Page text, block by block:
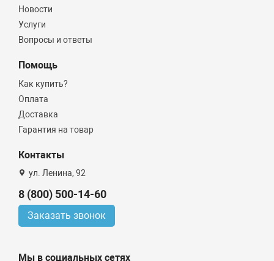
Новости
Услуги
Вопросы и ответы
Помощь
Как купить?
Оплата
Доставка
Гарантия на товар
Контакты
ул. Ленина, 92
8 (800) 500-14-60
Заказать звонок
Мы в социальных сетях